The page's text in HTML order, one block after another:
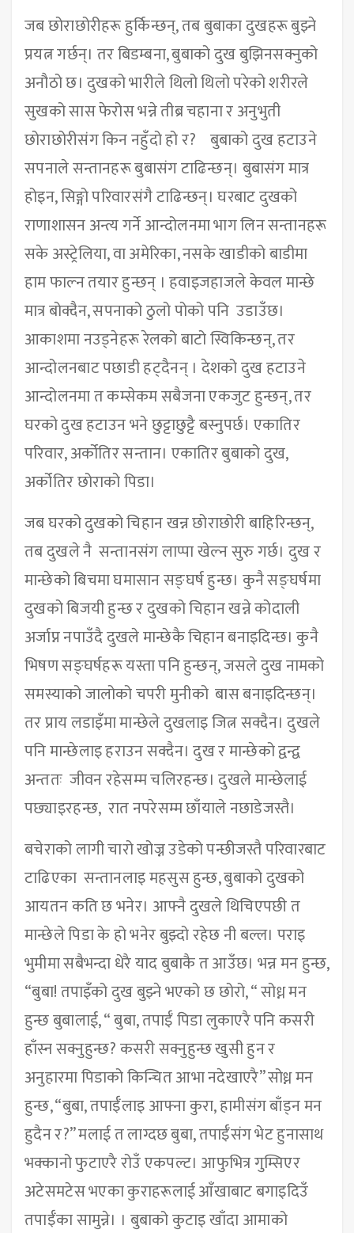
जब छोराछोरीहरू हुर्किन्छन्, तब बुबाका दुखहरू बुझ्ने
प्रयत्न गर्छन्। तर बिडम्बना, बुबाको दुख बुझिनसक्नुको
अनौठो छ। दुखको भारीले थिलो थिलो परेको शरीरले
सुखको सास फेरोस भन्ने तीब्र चहाना र अनुभुती
छोराछोरीसंग किन नहुँदो हो र? बुबाको दुख हटाउने
सपनाले सन्तानहरू बुबासंग टाढिन्छन्। बुबासंग मात्र
होइन, सिङ्गो परिवारसंगै टाढिन्छन्। घरबाट दुखको
राणाशासन अन्त्य गर्ने आन्दोलनमा भाग लिन सन्तानहरू
सके अस्ट्रेलिया, वा अमेरिका, नसके खाडीको बाडीमा
हाम फाल्न तयार हुन्छन् । हवाइजहाजले केवल मान्छे
मात्र बोक्दैन, सपनाको ठुलो पोको पनि उडाउँछ।
आकाशमा नउड्नेहरू रेलको बाटो स्विकिन्छन्, तर
आन्दोलनबाट पछाडी हट्दैनन् । देशको दुख हटाउने
आन्दोलनमा त कम्सेकम सबैजना एकजुट हुन्छन्, तर
घरको दुख हटाउन भने छुट्टाछुट्टै बस्नुपर्छ। एकातिर
परिवार, अर्कोतिर सन्तान। एकातिर बुबाको दुख,
अर्कोतिर छोराको पिडा।
जब घरको दुखको चिहान खन्न छोराछोरी बाहिरिन्छन्,
तब दुखले नै सन्तानसंग लाप्पा खेल्न सुरु गर्छ। दुख र
मान्छेको बिचमा घमासान सङ्घर्ष हुन्छ। कुनै सङ्घर्षमा
दुखको बिजयी हुन्छ र दुखको चिहान खन्ने कोदाली
अर्जाप्न नपाउँदै दुखले मान्छेकै चिहान बनाइदिन्छ। कुनै
भिषण सङ्घर्षहरू यस्ता पनि हुन्छन्, जसले दुख नामको
समस्याको जालोको चपरी मुनीको बास बनाइदिन्छन्।
तर प्राय लडाइँमा मान्छेले दुखलाइ जित्न सक्दैन। दुखले
पनि मान्छेलाइ हराउन सक्दैन। दुख र मान्छेको द्वन्द्व
अन्ततः जीवन रहेसम्म चलिरहन्छ। दुखले मान्छेलाई
पछ्याइरहन्छ, रात नपरेसम्म छाँयाले नछाडेजस्तै।
बचेराको लागी चारो खोज्न उडेको पन्छीजस्तै परिवारबाट
टाढिएका सन्तानलाइ महसुस हुन्छ, बुबाको दुखको
आयतन कति छ भनेर। आफ्नै दुखले थिचिएपछी त
मान्छेले पिडा के हो भनेर बुझ्दो रहेछ नी बल्ल। पराइ
भुमीमा सबैभन्दा धेरै याद बुबाकै त आउँछ। भन्न मन हुन्छ,
“बुबा! तपाइँको दुख बुझ्ने भएको छ छोरो, “ सोध्न मन
हुन्छ बुबालाई, “ बुबा, तपाईँ पिडा लुकाएरै पनि कसरी
हाँस्न सक्नुहुन्छ? कसरी सक्नुहुन्छ खुसी हुन र
अनुहारमा पिडाको किन्चित आभा नदेखाएरै” सोध्न मन
हुन्छ, “बुबा, तपाईँलाइ आफ्ना कुरा, हामीसंग बाँड्न मन
हुदैन र?” मलाई त लाग्दछ बुबा, तपाईँसंग भेट हुनासाथ
भक्कानो फुटाएरै रोउँ एकपल्ट। आफुभित्र गुम्सिएर
अटेसमटेस भएका कुराहरूलाई आँखाबाट बगाइदिउँ
तपाईँका सामुन्ने। । बुबाको कुटाइ खाँदा आमाको